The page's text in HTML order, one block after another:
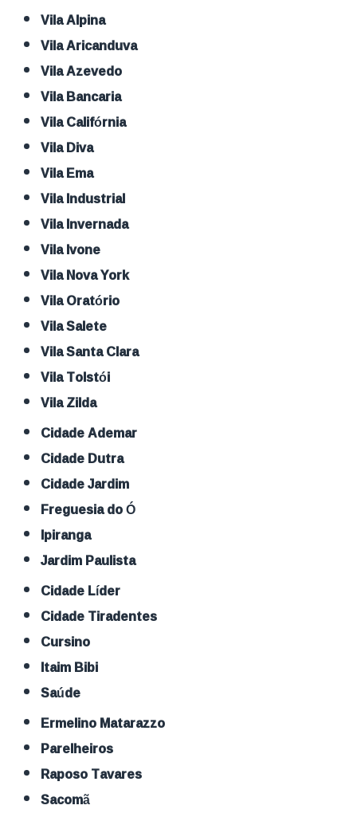
Vila Alpina
Vila Aricanduva
Vila Azevedo
Vila Bancaria
Vila Califórnia
Vila Diva
Vila Ema
Vila Industrial
Vila Invernada
Vila Ivone
Vila Nova York
Vila Oratório
Vila Salete
Vila Santa Clara
Vila Tolstói
Vila Zilda
Cidade Ademar
Cidade Dutra
Cidade Jardim
Freguesia do Ó
Ipiranga
Jardim Paulista
Cidade Líder
Cidade Tiradentes
Cursino
Itaim Bibi
Saúde
Ermelino Matarazzo
Parelheiros
Raposo Tavares
Sacomã